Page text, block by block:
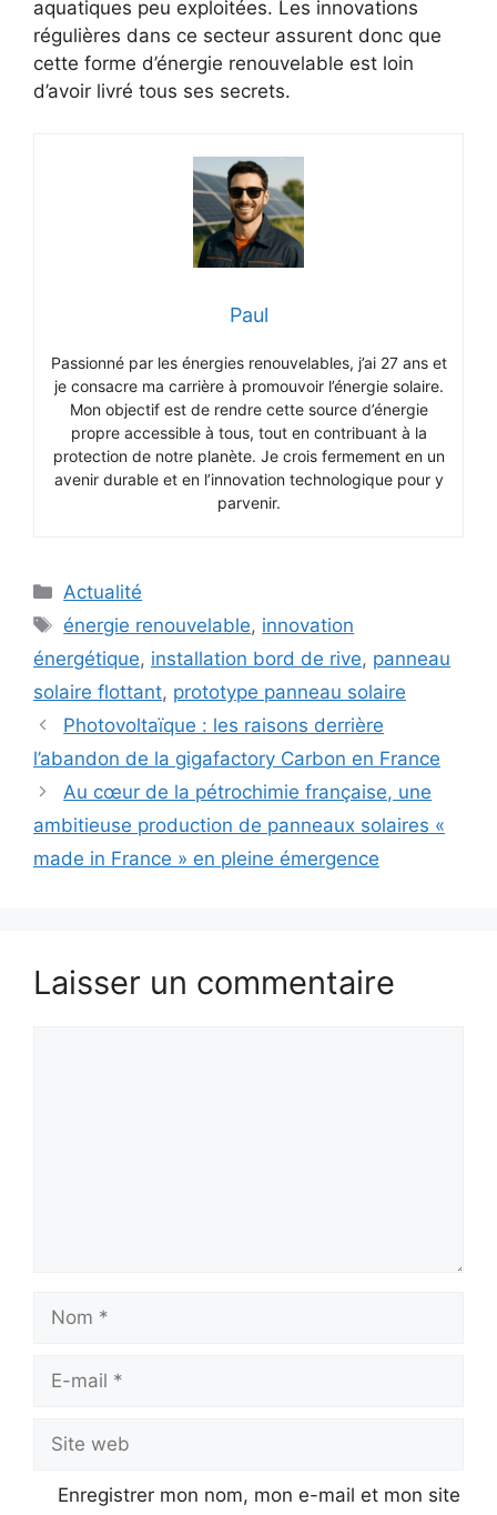
aquatiques peu exploitées. Les innovations
régulières dans ce secteur assurent donc que
cette forme d’énergie renouvelable est loin
d’avoir livré tous ses secrets.
Paul
Passionné par les énergies renouvelables, j’ai 27 ans et
je consacre ma carrière à promouvoir l’énergie solaire.
Mon objectif est de rendre cette source d’énergie
propre accessible à tous, tout en contribuant à la
protection de notre planète. Je crois fermement en un
avenir durable et en l’innovation technologique pour y
parvenir.
Catégories
Actualité
Étiquettes
énergie renouvelable, innovation
énergétique, installation bord de rive, panneau
solaire flottant, prototype panneau solaire
Photovoltaïque : les raisons derrière
l’abandon de la gigafactory Carbon en France
Au cœur de la pétrochimie française, une
ambitieuse production de panneaux solaires «
made in France » en pleine émergence
Laisser un commentaire
Nom
Site
web
Enregistrer mon nom, mon e-mail et mon site